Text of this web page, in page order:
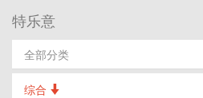
特乐意
全部分类
综合